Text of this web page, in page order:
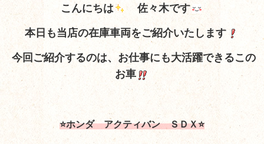
こんにちは 佐々木です
本日も当店の在庫車両をご紹介いたします
今回ご紹介するのは、お仕事にも大活躍できるこの
お車
⭐ホンダ アクティバン ＳＤＸ⭐